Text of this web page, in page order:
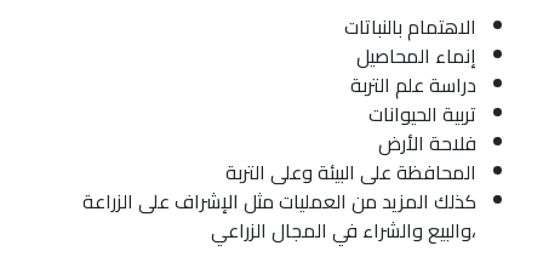
الاهتمام بالنباتات
إنماء المحاصيل
دراسة علم التربة
تربية الحيوانات
فلاحة الأرض
المحافظة على البيئة وعلى التربة
كذلك المزيد من العمليات مثل الإشراف على الزراعة
،والبيع والشراء في المجال الزراعي